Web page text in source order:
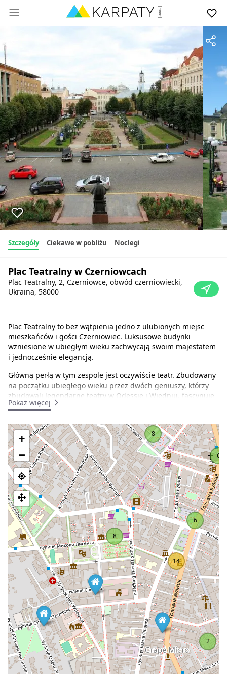
Szczegóły Ciekawe w pobliżu Noclegi
Plac Teatralny w Czerniowcach
Plac Teatralny, 2, Czerniowce, obwód czerniowiecki,
Ukraina, 58000
Plac Teatralny to bez wątpienia jedno z ulubionych miejsc
mieszkańców i gości Czerniowiec. Luksusowe budynki
wzniesione w ubiegłym wieku zachwycają swoim majestatem
i jednocześnie elegancją.
Główną perłą w tym zespole jest oczywiście teatr. Zbudowany
na początku ubiegłego wieku przez dwóch geniuszy, którzy
zbudowali legendarne teatry w Odessie i Wiedniu, fascynuje
bogactwem wystroju fasady. Nad wejściem znajduje się
greckiej tragedii Oedipus Rex. Przed budynkiem na cokole
umieszczono elegancką rzeźbę pisarki Olgi Kobylińskiej, na
cześć której teatr został nazwany.
Nieco dalej od teatru znajduje się elegancki budynek
dawnego Żydowskiego Domu Ludowego, zbudowany w stylu
eklektycznym. Pomieszczenia Rumuńskiego Domu Ludowego,
który w czasach sowieckich pełnił funkcję Domu Oficerskiego,
zaskakują tym, że jego prawa strona jest znacznie dłuższa od
lewej - takie było zamierzenie twórców. Wszystkie okazałe
budynki zostały wzniesione w XX wieku. Ale w 2000 roku na
placu pojawiła się Aleja Gwiazd, gdzie uwieczniono nazwiska
znanych postaci kultury i sztuki, które rozpoczęły swoją
karierę w Czerniowcach.
Pokaż więcej
8
6
6
14
8
2
+
−